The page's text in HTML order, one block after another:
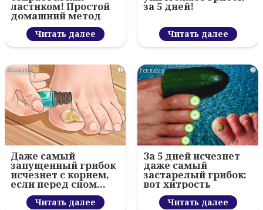
ластиком! Простой
домашний метод
Читать далее
за 5 дней!
Читать далее
i
Даже самый
запущенный грибок
исчезнет с корнем,
если перед сном…
Читать далее
i
За 5 дней исчезнет
даже самый
застарелый грибок:
вот хитрость
Читать далее